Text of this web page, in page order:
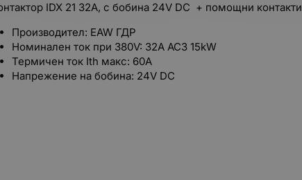
IDX 21 32A, с бобина 24V DC + помощни контакти
Производител: EAW ГДР
Номинален ток при 380V: 32А AC3 15kW
Термичен ток Ith макс: 60A
Напрежение на бобина: 24V DC